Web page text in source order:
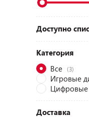
ул.
этаж) (2)
пр-т
этаж)
Доступно
Категория
Все
(3)
Игровые
Цифровые
Доставка